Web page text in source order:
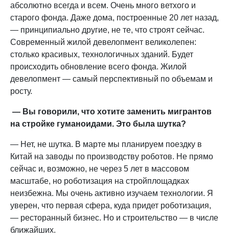
абсолютно всегда и всем. Очень много ветхого и
старого фонда. Даже дома, построенные 20 лет назад,
— принципиально другие, не те, что строят сейчас.
Современный жилой девелопмент великолепен:
столько красивых, технологичных зданий. Будет
происходить обновление всего фонда. Жилой
девелопмент — самый перспективный по объемам и
росту.
— Вы говорили, что хотите заменить мигрантов
на стройке гуманоидами. Это была шутка?
— Нет, не шутка. В марте мы планируем поездку в
Китай на заводы по производству роботов. Не прямо
сейчас и, возможно, не через 5 лет в массовом
масштабе, но роботизация на стройплощадках
неизбежна. Мы очень активно изучаем технологии. Я
уверен, что первая сфера, куда придет роботизация,
— ресторанный бизнес. Но и строительство — в числе
ближайших.